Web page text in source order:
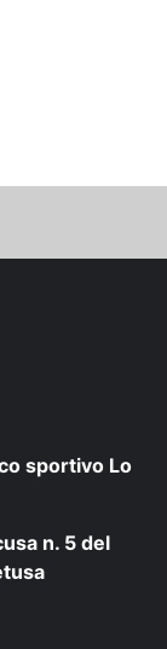
sportivo Lo
n. 5 del